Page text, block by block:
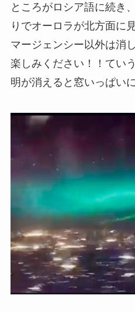
ところがロシア語に続き
りでオーロラが北方面に
マージェンシー以外は消
楽しみください！！てい
明が消えると窓いっぱい